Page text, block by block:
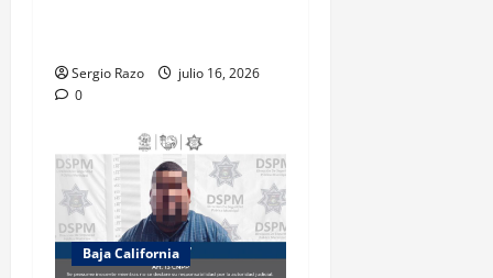
Sergio Razo
julio 16, 2026
0
Baja California